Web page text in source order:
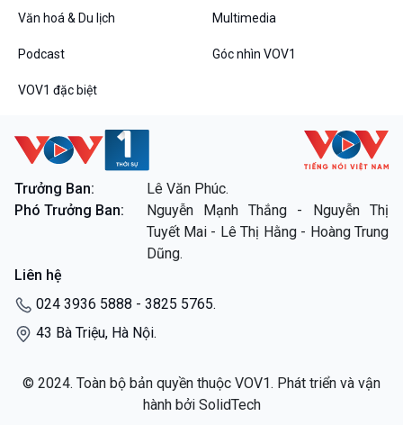
Thanh âm ký sự
Các chương trình đặc biệt
Văn hoá & Du lịch Multimedia
Podcast Góc nhìn VOV1
VOV1 đặc biệt
Trưởng Ban:
Lê Văn Phúc.
Phó Trưởng Ban:
Nguyễn Mạnh Thắng - Nguyễn Thị
Tuyết Mai - Lê Thị Hằng - Hoàng Trung
Dũng.
Liên hệ
024 3936 5888 - 3825 5765.
43 Bà Triệu, Hà Nội.
© 2024. Toàn bộ bản quyền thuộc VOV1. Phát triển và vận
hành bởi SolidTech